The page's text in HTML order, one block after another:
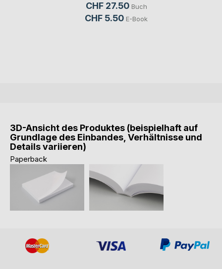
CHF 27.50 Buch
CHF 5.50 E-Book
3D-Ansicht des Produktes (beispielhaft auf
Grundlage des Einbandes, Verhältnisse und
Details variieren)
Paperback